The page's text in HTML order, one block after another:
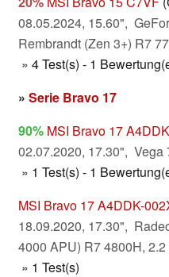
08.05.2024, 15.60",
Rembrandt (Zen 3+) R7
» 4 Test(s) - 1
» Serie Bravo 17
90% MSI Bravo 17 A4DDK
02.07.2020, 17.30", Vega
» 1 Test(s) - 1
MSI Bravo 17 A4DDK-
18.09.2020, 17.30",
4000 APU) R7 4800H, 2.2
» 1 Test(s)